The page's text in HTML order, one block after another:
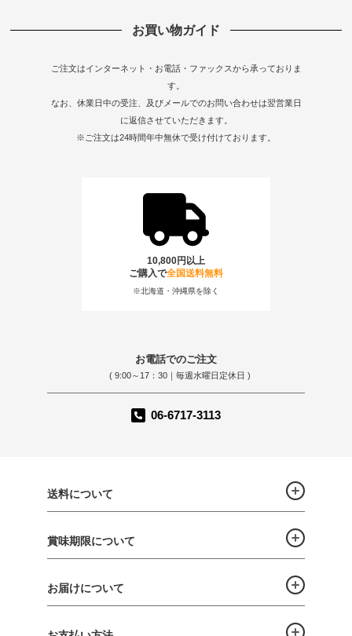
お買い物ガイド
ご注文はインターネット・お電話・ファックスから承っておりま
す。
なお、休業日中の受注、及びメールでのお問い合わせは翌営業日
に返信させていただきます。
※ご注文は24時間年中無休で受け付けております。
10,800円以上
ご購入で全国送料無料
※北海道・沖縄県を除く
お電話でのご注文
( 9:00～17：30｜毎週水曜日定休日 )
06-6717-3113
送料について
賞味期限について
お届けについて